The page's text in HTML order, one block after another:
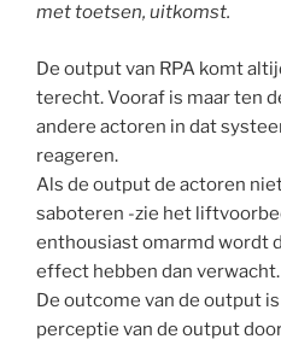
met toetsen, uitkomst.
De output van RPA komt
terecht. Vooraf is maar ten
andere actoren in dat
reageren.
Als de output de actoren
saboteren -zie het
enthousiast omarmd wordt
effect hebben dan verwacht.
De outcome van de output
perceptie van de output